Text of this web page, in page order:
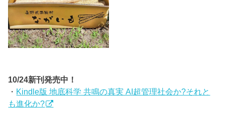
10/24新刊発売中！
・ Kindle版 地底科学 共鳴の真実 AI超管理社会か?それと
も進化か?